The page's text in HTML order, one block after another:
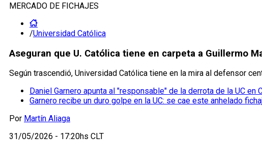
MERCADO DE FICHAJES
/Universidad Católica
Aseguran que U. Católica tiene en carpeta a Guillermo
Según trascendió, Universidad Católica tiene en la mira al defensor
Daniel Garnero apunta al "responsable" de la derrota de la UC en
Garnero recibe un duro golpe en la UC: se cae este anhelado
Por Martín Aliaga
31/05/2026 - 17:20hs CLT